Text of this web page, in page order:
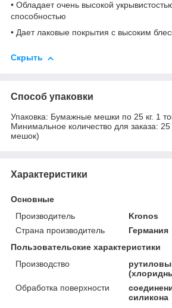
• Обладает очень высокой
способностью
• Дает лаковые покрытия с высоким
Скрыть
Способ упаковки
Упаковка: Бумажные мешки по 25 кг. 1
Минимальное количество для заказа:
мешок)
Характеристики
Основные
Производитель
Kronos
Страна производитель
Германия
Пользовательские характеристики
Производство
Обработка поверхности
силикона